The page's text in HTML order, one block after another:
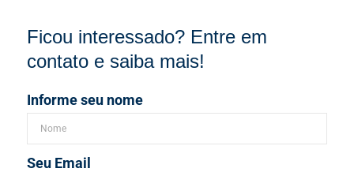
Ficou interessado? Entre em
contato e saiba mais!
Informe seu nome
Seu Email